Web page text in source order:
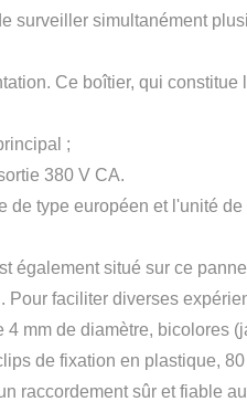
surveiller simultanément
Ce boîtier, qui
;
380 V CA.
de type européen et l'unité
également situé sur ce
faciliter diverses
mm de diamètre, bicolores
de fixation en plastique,
raccordement sûr et fiable